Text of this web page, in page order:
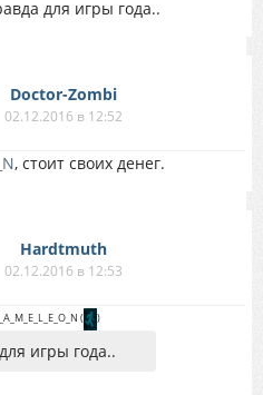
для игры года..
Doctor-Zombi
02.12.2016 в 12:52
, стоит своих денег.
Hardtmuth
02.12.2016 в 12:53
( )
игры года..